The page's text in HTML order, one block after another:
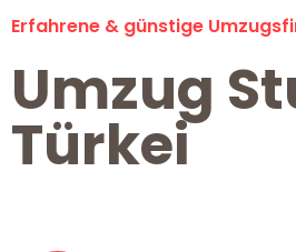
Erfahrene & günstige
Umzug
Türkei